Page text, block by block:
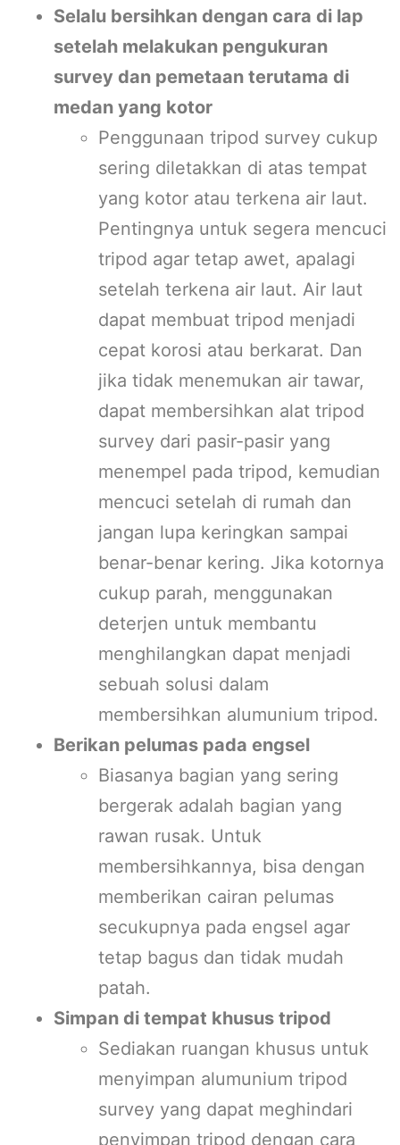
Selalu bersihkan dengan cara di lap
setelah melakukan pengukuran
survey dan pemetaan terutama di
medan yang kotor
Penggunaan tripod survey cukup
sering diletakkan di atas tempat
yang kotor atau terkena air laut.
Pentingnya untuk segera mencuci
tripod agar tetap awet, apalagi
setelah terkena air laut. Air laut
dapat membuat tripod menjadi
cepat korosi atau berkarat. Dan
jika tidak menemukan air tawar,
dapat membersihkan alat tripod
survey dari pasir-pasir yang
menempel pada tripod, kemudian
mencuci setelah di rumah dan
jangan lupa keringkan sampai
benar-benar kering. Jika kotornya
cukup parah, menggunakan
deterjen untuk membantu
menghilangkan dapat menjadi
sebuah solusi dalam
membersihkan alumunium tripod.
Berikan pelumas pada engsel
Biasanya bagian yang sering
bergerak adalah bagian yang
rawan rusak. Untuk
membersihkannya, bisa dengan
memberikan cairan pelumas
secukupnya pada engsel agar
tetap bagus dan tidak mudah
patah.
Simpan di tempat khusus tripod
Sediakan ruangan khusus untuk
menyimpan alumunium tripod
survey yang dapat meghindari
penyimpan tripod dengan cara